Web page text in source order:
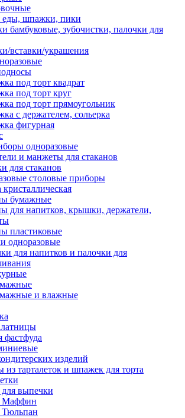
еды, шпажки, пики
бамбуковые, зубочистки, палочки для
вставки/украшения
под торт квадрат
под торт круг
под торт прямоугольник
с держателем, сольерка
фигурная
одноразовые
и манжеты для стаканов
для стаканов
столовые приборы
кристаллическая
бумажные
для напитков, крышки, держатели,
пластиковые
одноразовые
для напитков и палочки для
и влажные
фастфуда
изделий
из тарталеток и шпажек для торта
выпечки
Маффин